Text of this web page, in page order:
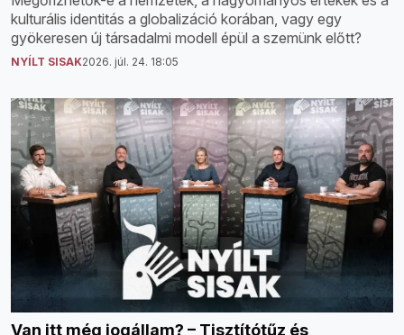
kulturális identitás a globalizáció korában, vagy egy
gyökeresen új társadalmi modell épül a szemünk előtt?
NYÍLT SISAK2026. júl. 24. 18:05
Van itt még jogállam? – Tisztítótűz és